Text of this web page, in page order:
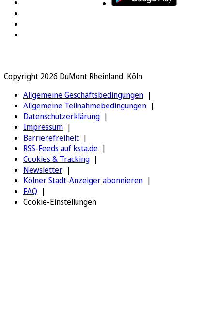
Copyright 2026 DuMont Rheinland, Köln
Allgemeine Geschäftsbedingungen
Allgemeine Teilnahmebedingungen
Datenschutzerklärung
Impressum
Barrierefreiheit
RSS-Feeds auf ksta.de
Cookies & Tracking
Newsletter
Kölner Stadt-Anzeiger abonnieren
FAQ
Cookie-Einstellungen